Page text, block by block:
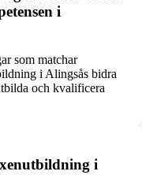
i
som matchar
i Alingsås bidra
och kvalificera
i